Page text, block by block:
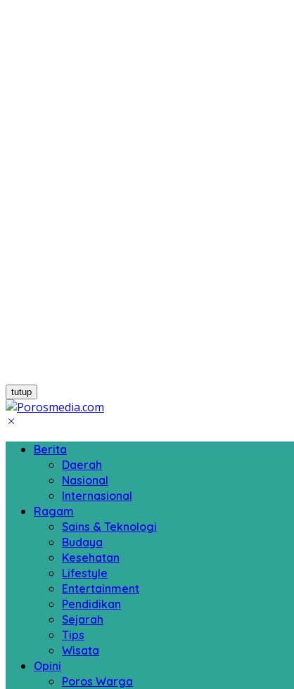
tutup
Berita
Daerah
Nasional
Internasional
Ragam
Sains & Teknologi
Budaya
Kesehatan
Lifestyle
Entertainment
Pendidikan
Sejarah
Tips
Wisata
Opini
Poros Warga